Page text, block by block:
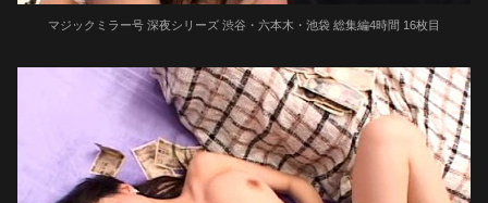
マジックミラー号 深夜シリーズ 渋谷・六本木・池袋 総集編4時間 16枚目